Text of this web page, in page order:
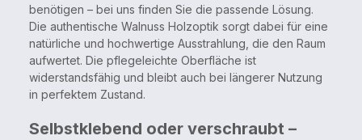
benötigen – bei uns finden Sie die passende Lösung.
Die authentische Walnuss Holzoptik sorgt dabei für eine
natürliche und hochwertige Ausstrahlung, die den Raum
aufwertet. Die pflegeleichte Oberfläche ist
widerstandsfähig und bleibt auch bei längerer Nutzung
in perfektem Zustand.
Selbstklebend oder verschraubt –